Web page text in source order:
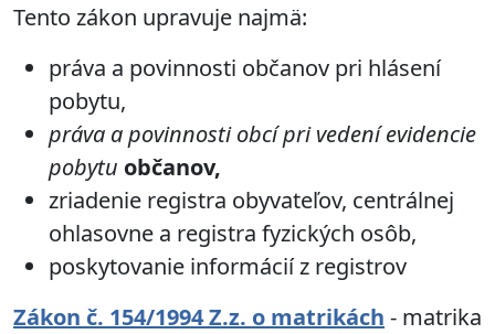
Tento zákon upravuje najmä:
práva a povinnosti občanov pri hlásení
pobytu,
práva a povinnosti obcí pri vedení evidencie
pobytu občanov,
zriadenie registra obyvateľov, centrálnej
ohlasovne a registra fyzických osôb,
poskytovanie informácií z registrov
Zákon č. 154/1994 Z.z. o matrikách - matrika